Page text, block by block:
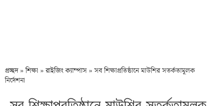
প্রচ্ছদ»শিক্ষা »রাইজিং ক্যাম্পাস»সব শিক্ষাপ্রতিষ্ঠানে মাউশির সতর্কতামূলক
নির্দেশনা